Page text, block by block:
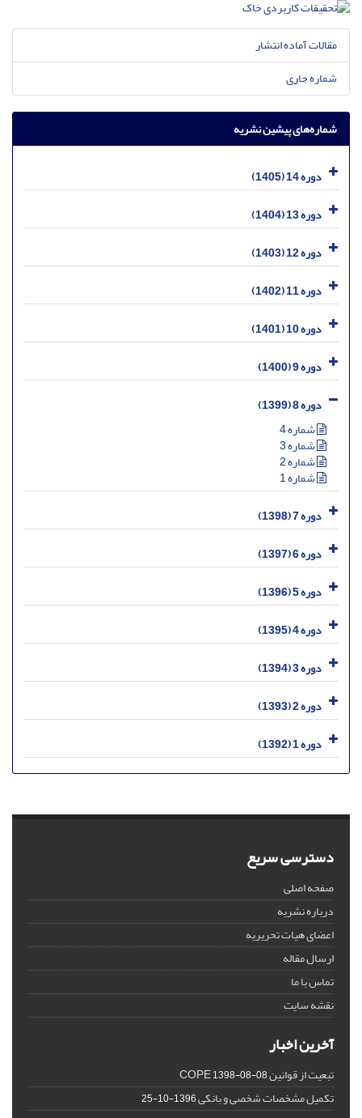
مقالات آماده انتشار
شماره جاری
شماره‌های پیشین نشریه
دوره 14 (1405)
دوره 13 (1404)
دوره 12 (1403)
دوره 11 (1402)
دوره 10 (1401)
دوره 9 (1400)
دوره 8 (1399)
شماره 4
شماره 3
شماره 2
شماره 1
دوره 7 (1398)
دوره 6 (1397)
دوره 5 (1396)
دوره 4 (1395)
دوره 3 (1394)
دوره 2 (1393)
دوره 1 (1392)
دسترسی سریع
صفحه اصلی
درباره نشریه
اعضای هیات تحریریه
ارسال مقاله
تماس با ما
نقشه سایت
آخرین اخبار
تبعیت از قوانین COPE1398-08-08
تکمیل مشخصات شخصی و بانکی1396-10-25